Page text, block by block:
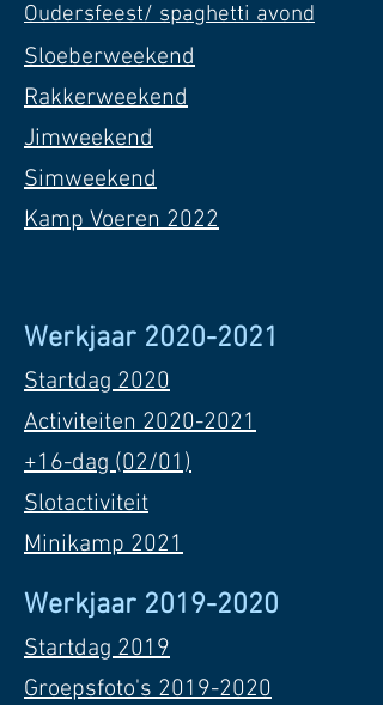
Oudersfeest/ spaghetti avond
Sloeberweekend
Rakkerweekend
Jimweekend
Simweekend
Kamp Voeren 2022
Werkjaar 2020-2021
Startdag 2020
Activiteiten 2020-2021
+16-dag (02/01)
Slotactiviteit
Minikamp 2021
Werkjaar 2019-2020
Startdag 2019
Groepsfoto's 2019-2020